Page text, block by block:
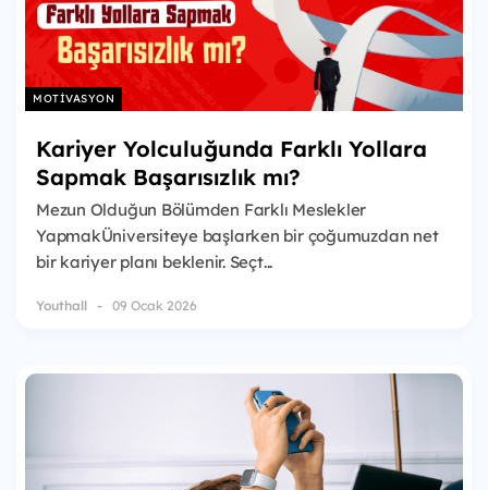
MOTIVASYON
Kariyer Yolculuğunda Farklı Yollara
Sapmak Başarısızlık mı?
Mezun Olduğun Bölümden Farklı Meslekler
YapmakÜniversiteye başlarken bir çoğumuzdan net
bir kariyer planı beklenir. Seçt...
Youthall 09 Ocak 2026